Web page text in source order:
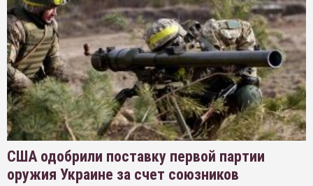
США одобрили поставку первой партии
оружия Украине за счет союзников